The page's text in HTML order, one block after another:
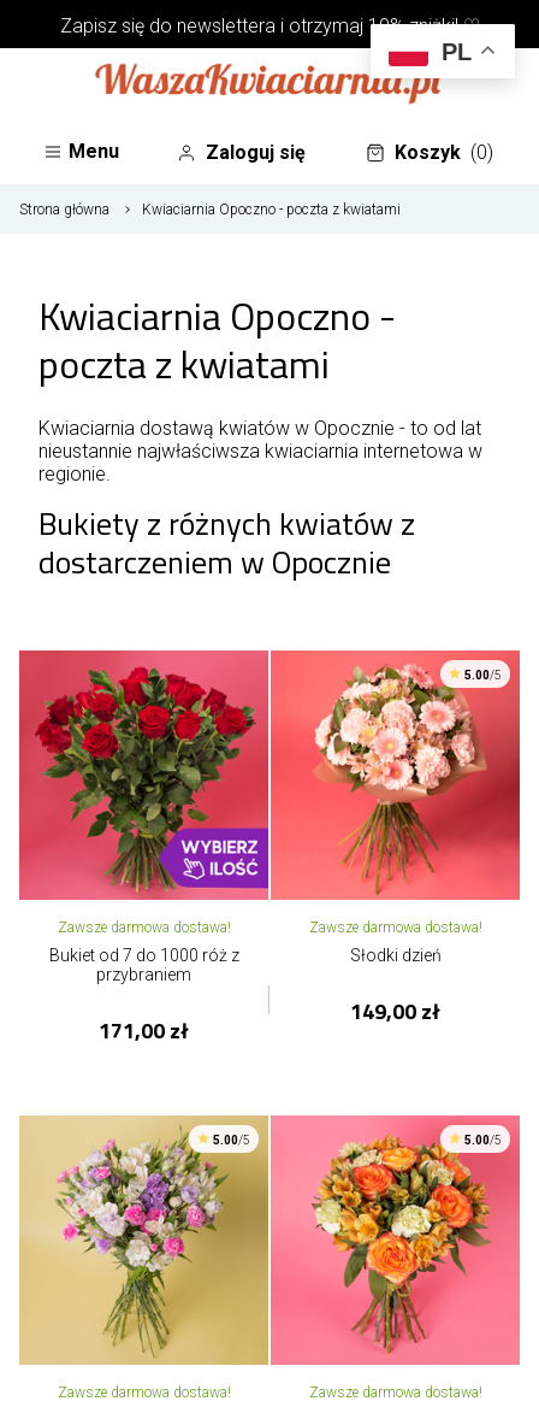
Zapisz się do newsletterai otrzymaj 10% zniżki! ♡
Menu Zaloguj się Koszyk (0)
Strona główna Kwiaciarnia Opoczno - poczta z kwiatami
Kwiaciarnia Opoczno -
poczta z kwiatami
Kwiaciarnia dostawą kwiatów w Opocznie - to od lat
nieustannie najwłaściwsza kwiaciarnia internetowa w
regionie.
Bukiety z różnych kwiatów z
dostarczeniem w Opocznie
Zawsze darmowa dostawa!
Bukiet od 7 do 1000 róż z
przybraniem
171,00 zł
5.00/5
Zawsze darmowa dostawa!
Słodki dzień
149,00 zł
5.00/5
Zawsze darmowa dostawa!
5.00/5
Zawsze darmowa dostawa!
PL